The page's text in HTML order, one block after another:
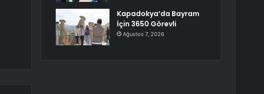
Kapadokya’da Bayram
İçin 3650 Görevli
Ağustos 7, 2026